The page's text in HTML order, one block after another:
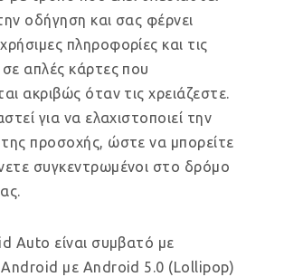
οδήγηση και σας φέρνει
πληροφορίες και τις
απλές κάρτες που
ακριβώς όταν τις χρειάζεστε.
για να ελαχιστοποιεί την
προσοχής, ώστε να μπορείτε
συγκεντρωμένοι στο δρόμο
Auto είναι συμβατό με
με Android 5.0 (Lollipop)